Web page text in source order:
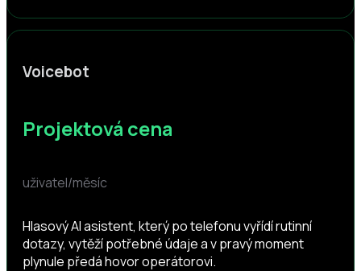
Voicebot
Projektová cena
uživatel/měsíc
Hlasový AI asistent, který po telefonu vyřídí rutinní
dotazy, vytěží potřebné údaje a v pravý moment
plynule předá hovor operátorovi.